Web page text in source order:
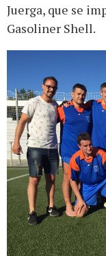
Juerga, que se
Gasoliner Shell.